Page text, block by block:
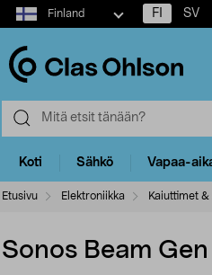
Select
market
Finland FI SV
Koti Sähkö Vapaa-
Etusivu Elektroniikka Kaiuttimet &
Sonos Beam